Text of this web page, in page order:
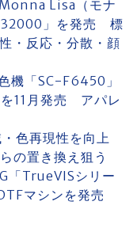
Lisa（モナ
32000」を発売 標
・反応・分散・顔
機「SC-F6450」
11月発売 アパレ
色再現性を向上
の置き換え狙う
「TrueVISシリー
マシンを発売